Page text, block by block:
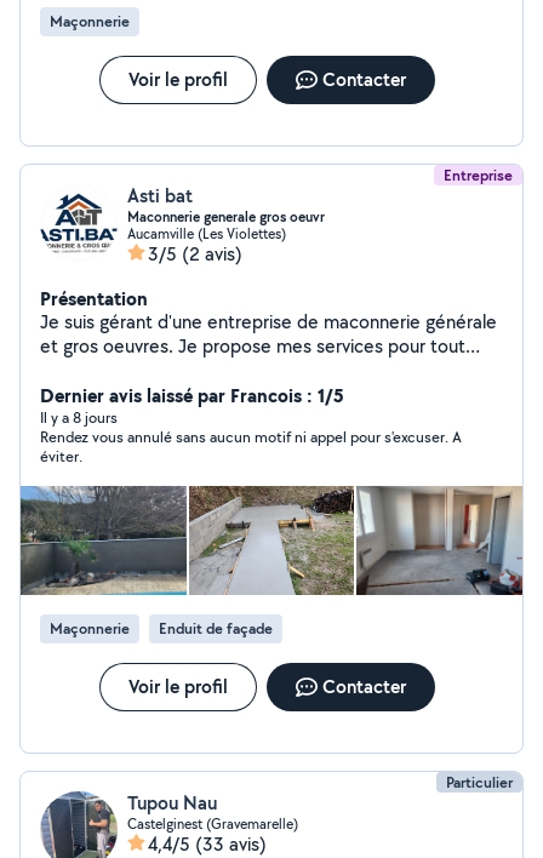
Maçonnerie
Voir le profil Contacter
Entreprise
Asti bat
Maconnerie generale gros oeuvr
Aucamville (Les Violettes)
3/5 (2 avis)
Présentation
Je suis gérant d'une entreprise de maconnerie générale
et gros oeuvres. Je propose mes services pour tout
carrelage, peinture. Vous pouvez consulter mes travaux
sur asti-bat
Dernier avis laissé par Francois : 1/5
Il y a 8 jours
Rendez vous annulé sans aucun motif ni appel pour s'excuser. A
éviter.
Maçonnerie Enduit de façade
Voir le profil Contacter
Particulier
Tupou Nau
Castelginest (Gravemarelle)
4,4/5 (33 avis)